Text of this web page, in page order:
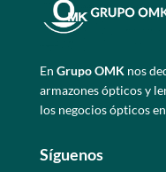
En Grupo OMKnos
armazones ópticos y
los negocios ópticos
Síguenos